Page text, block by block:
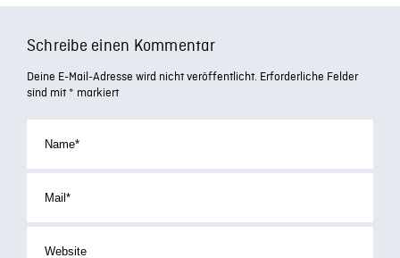
Schreibe einen Kommentar
Deine E-Mail-Adresse wird nicht veröffentlicht. Erforderliche Felder
sind mit * markiert